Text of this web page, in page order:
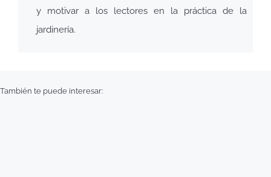
y motivar a los lectores en la práctica de la
jardinería.
También te puede interesar: